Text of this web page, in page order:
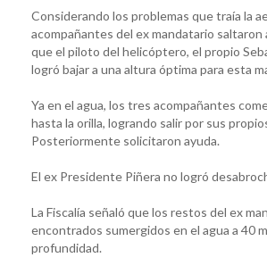
Considerando los problemas que traía la
acompañantes del ex mandatario saltaron
que el piloto del helicóptero, el propio
logró bajar a una altura óptima para esta
Ya en el agua, los tres acompañantes
hasta la orilla, logrando salir por sus
Posteriormente solicitaron ayuda.
El ex Presidente Piñera no logró
La Fiscalía señaló que los restos del ex
encontrados sumergidos en el agua a 40
profundidad.